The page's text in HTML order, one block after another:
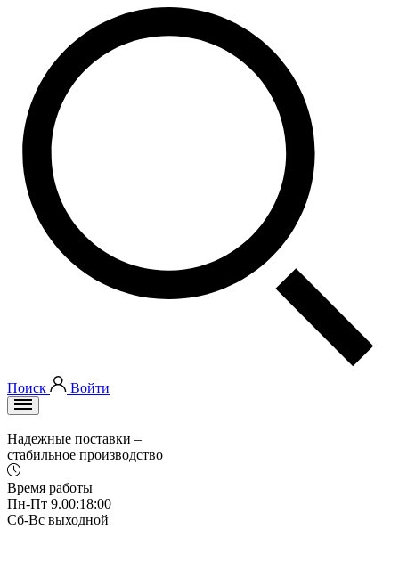
Поиск Войти
Надежные поставки –
стабильное производство
Время работы
Пн-Пт 9.00:18:00
Сб-Вс выходной